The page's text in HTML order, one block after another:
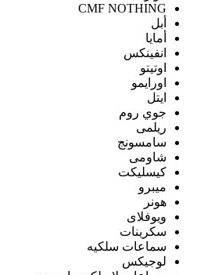
CMF NOTHING
أبل
أمايا
انفينكس
اوتيتو
اورايمو
ايتل
جوي روم
ريلمى
سامسونج
شاومى
كيسليكت
ميبرو
هونر
ويوفلاى
سكرينات
سماعات سلكيه
لوجيكس